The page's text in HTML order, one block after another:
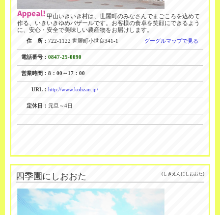
甲山いきいき村は、世羅町のみなさんでまごころを込めて
作る、いきいきゆめバザールです。お客様の食卓を笑顔にできるよう
に、安心・安全で美味しい農産物をお届けします。
住 所： 722-1122 世羅町小世良341-1 グーグルマップで見る
電話番号： 0847-25-0090
営業時間： 8：00～17：00
URL： http://www.kohzan.jp/
定休日： 元旦～4日
四季園にしおおた (しきえんにしおおた)